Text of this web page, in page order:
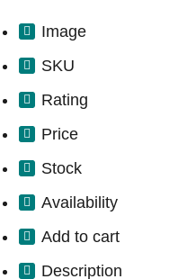
Image
SKU
Rating
Price
Stock
Availability
Add to cart
Description